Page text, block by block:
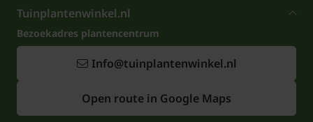
Tuinplantenwinkel.nl
Bezoekadres plantencentrum
Info@tuinplantenwinkel.nl
Open route in Google Maps